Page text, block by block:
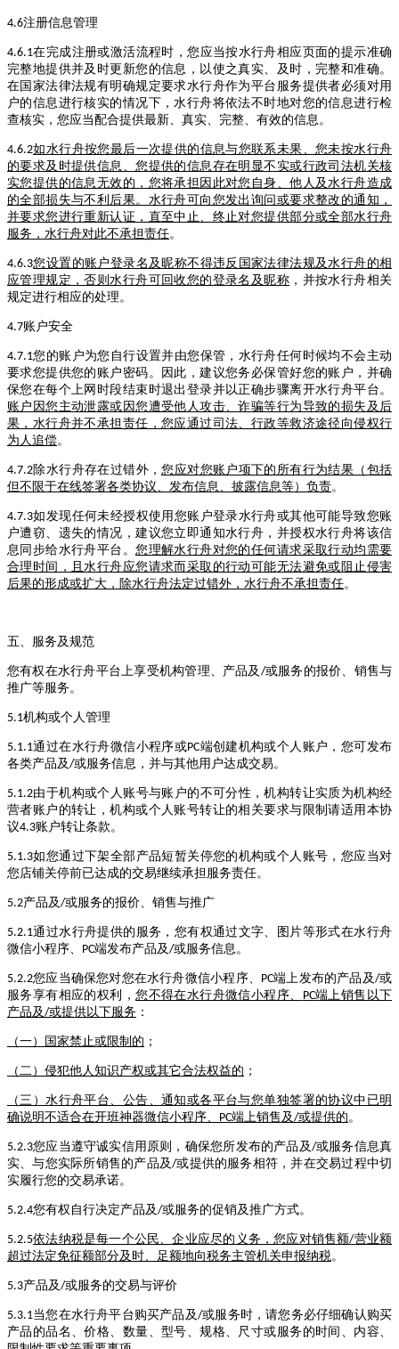
4.6注册信息管理
4.6.1在完成注册或激活流程时，您应当按水行舟相应页面的提示准确
完整地提供并及时更新您的信息，以使之真实、及时，完整和准确。
在国家法律法规有明确规定要求水行舟作为平台服务提供者必须对用
户的信息进行核实的情况下，水行舟将依法不时地对您的信息进行检
查核实，您应当配合提供最新、真实、完整、有效的信息。
4.6.2如水行舟按您最后一次提供的信息与您联系未果、您未按水行舟
的要求及时提供信息、您提供的信息存在明显不实或行政司法机关核
实您提供的信息无效的，您将承担因此对您自身、他人及水行舟造成
的全部损失与不利后果。水行舟可向您发出询问或要求整改的通知，
并要求您进行重新认证，直至中止、终止对您提供部分或全部水行舟
服务，水行舟对此不承担责任。
4.6.3您设置的账户登录名及昵称不得违反国家法律法规及水行舟的相
应管理规定，否则水行舟可回收您的登录名及昵称 ，并按水行舟相关
规定进行相应的处理。
4.7账户安全
4.7.1您的账户为您自行设置并由您保管，水行舟任何时候均不会主动
要求您提供您的账户密码。因此，建议您务必保管好您的账户，并确
保您在每个上网时段结束时退出登录并以正确步骤离开水行舟平台。
账户因您主动泄露或因您遭受他人攻击、诈骗等行为导致的损失及后
果，水行舟并不承担责任，您应通过司法、行政等救济途径向侵权行
为人追偿。
4.7.2除水行舟存在过错外，您应对您账户项下的所有行为结果（包括
但不限于在线签署各类协议、发布信息、披露信息等）负责。
4.7.3如发现任何未经授权使用您账户登录水行舟或其他可能导致您账
户遭窃、遗失的情况，建议您立即通知水行舟，并授权水行舟将该信
息同步给水行舟平台。您理解水行舟对您的任何请求采取行动均需要
合理时间，且水行舟应您请求而采取的行动可能无法避免或阻止侵害
后果的形成或扩大，除水行舟法定过错外，水行舟不承担责任。
五、服务及规范
您有权在水行舟平台上享受机构管理、产品及 /或服务的报价、销售与
推广等服务。
5.1机构或个人管理
5.1.1通过在水行舟微信小程序或PC端创建机构或个人账户，您可发布
各类产品及/或服务信息，并与其他用户达成交易。
5.1.2由于机构或个人账号与账户的不可分性，机构转让实质为机构经
营者账户的转让，机构或个人账号转让的相关要求与限制请适用本协
议4.3账户转让条款。
5.1.3如您通过下架全部产品短暂关停您的机构或个人账号，您应当对
您店铺关停前已达成的交易继续承担服务责任。
5.2产品及/或服务的报价、销售与推广
5.2.1通过水行舟提供的服务，您有权通过文字、图片等形式在水行舟
微信小程序、 PC端发布产品及/或服务信息。
5.2.2您应当确保您对您在水行舟微信小程序、 PC端上发布的产品及/或
服务享有相应的权利，您不得在水行舟微信小程序、 PC端上销售以下
产品及/或提供以下服务 ：
（一）国家禁止或限制的 ；
（二）侵犯他人知识产权或其它合法权益的 ；
（三）水行舟平台、公告、通知或各平台与您单独签署的协议中已明
确说明不适合在开班神器微信小程序、 PC端上销售及/或提供的。
5.2.3您应当遵守诚实信用原则，确保您所发布的产品及/或服务信息真
实、与您实际所销售的产品及/或提供的服务相符，并在交易过程中切
实履行您的交易承诺。
5.2.4您有权自行决定产品及/或服务的促销及推广方式。
5.2.5依法纳税是每一个公民、企业应尽的义务，您应对销售额/营业额
超过法定免征额部分及时、足额地向税务主管机关申报纳税。
5.3产品及/或服务的交易与评价
5.3.1当您在水行舟平台购买产品及/或服务时，请您务必仔细确认购买
产品的品名、价格、数量、型号、规格、尺寸或服务的时间、内容、